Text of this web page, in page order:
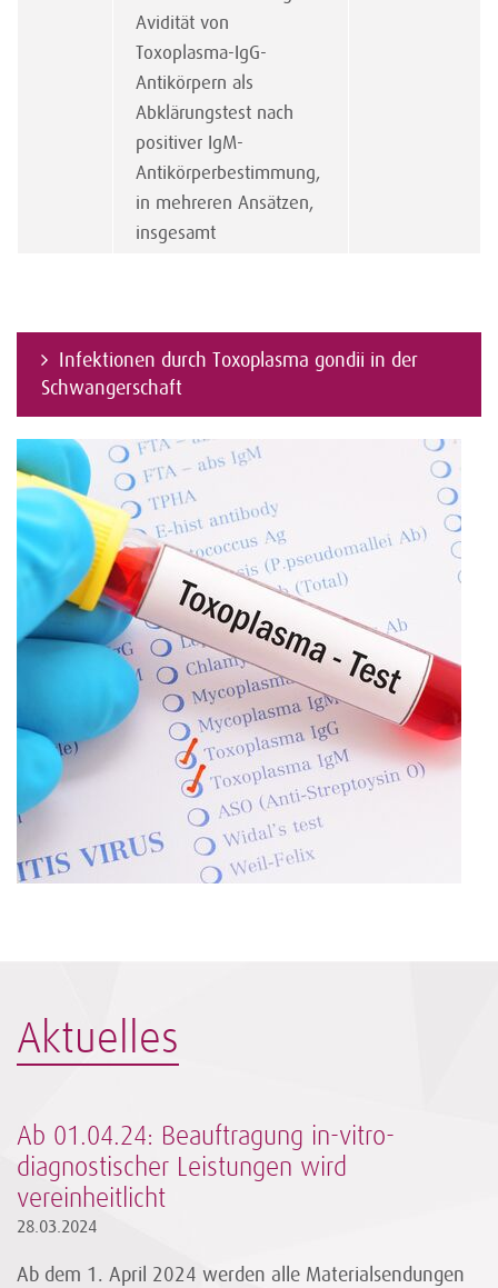
Avidität von
Toxoplasma-IgG-
Antikörpern als
Abklärungstest nach
positiver IgM-
Antikörperbestimmung,
in mehreren Ansätzen,
insgesamt
Infektionen durch Toxoplasma gondii in der
Schwangerschaft
Aktuelles
Ab 01.04.24: Beauftragung in-vitro-
diagnostischer Leistungen wird
vereinheitlicht
28.03.2024
Ab dem 1. April 2024 werden alle Materialsendungen